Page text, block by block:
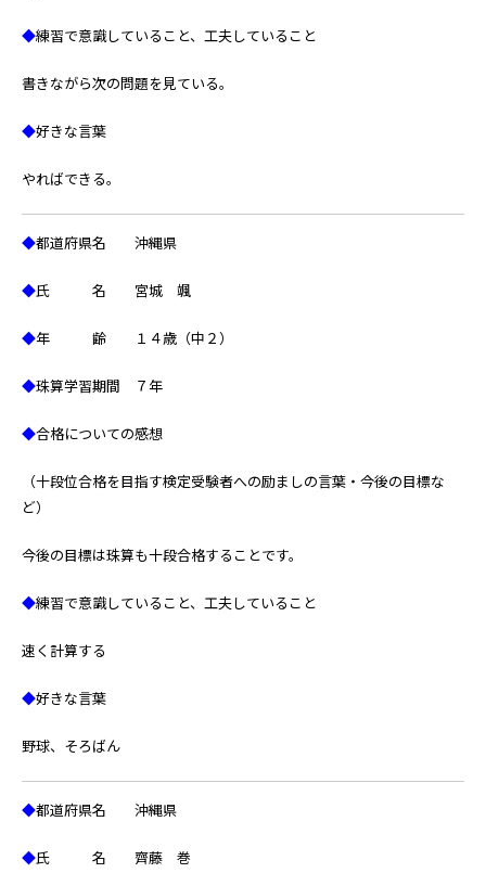
◆練習で意識していること、工夫していること
書きながら次の問題を見ている。
◆好きな言葉
やればできる。
◆都道府県名 沖縄県
◆氏 名 宮城 颯
◆年 齢 １４歳（中２）
◆珠算学習期間 ７年
◆合格についての感想
（十段位合格を目指す検定受験者への励ましの言葉・今後の目標な
ど）
今後の目標は珠算も十段合格することです。
◆練習で意識していること、工夫していること
速く計算する
◆好きな言葉
野球、そろばん
◆都道府県名 沖縄県
◆氏 名 齊藤 巻